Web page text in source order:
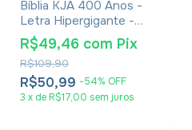
Bíblia KJA 400 Anos -
Letra Hipergigante -
Capa Luxo Marrom
R$50,99 -54% OFF
R$109,90
R$49,46 com Pix
3 x de R$17,00 sem juros